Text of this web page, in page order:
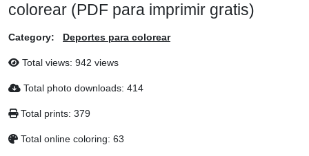
colorear (PDF para imprimir gratis)
Category: Deportes para colorear
Total views: 942 views
Total photo downloads: 414
Total prints: 379
Total online coloring: 63